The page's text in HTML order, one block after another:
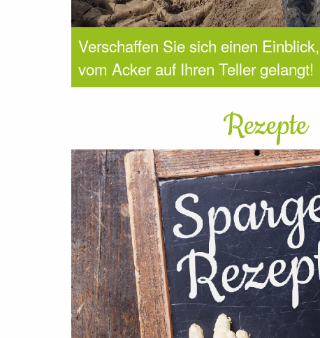
Verschaffen Sie sich einen
vom Acker auf Ihren Teller gelangt!
Rezepte